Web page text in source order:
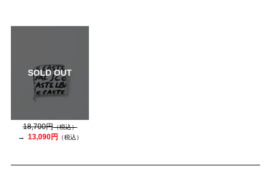
SOLD OUT
18,700円（税込）
13,090円 （税込）